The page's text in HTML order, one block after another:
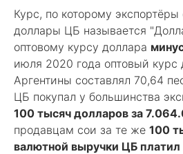
Курс, по которому
доллары ЦБ называется
оптовому курсу доллара
июля 2020 года оптовый курс
Аргентины составлял 70,64
ЦБ покупал у большинства
100 тысяч долларов за
продавцам сои за те же 100
валютной выручки ЦБ